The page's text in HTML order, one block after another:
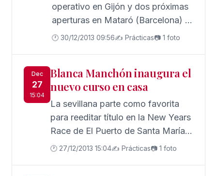
operativo en Gijón y dos próximas
aperturas en Mataró (Barcelona) y
Salamanca. El plan de expansión
10 el primero, 30 el segundo y 60
el tercero.
🕐 30/12/2013 09:56✍️ Prácticas📷 1 foto
Dec
27
15:04
Blanca Manchón inaugura el
nuevo curso en casa
La sevillana parte como favorita
para reeditar título en la New Years
Race de El Puerto de Santa María,
que arranca el sábado.
🕐 27/12/2013 15:04✍️ Prácticas📷 1 foto